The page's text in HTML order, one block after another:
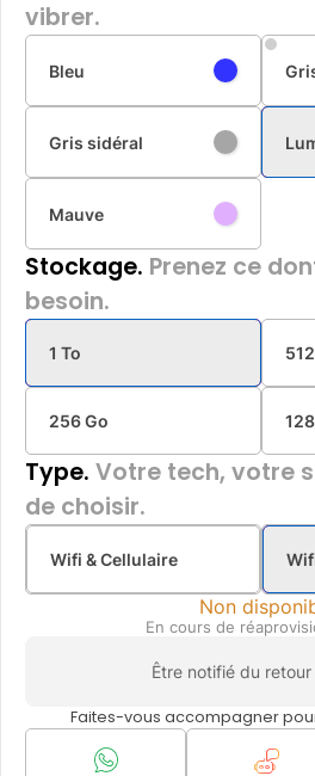
vibrer.
Bleu
Gris sidéral
Mauve
Stockage. Prenez ce
besoin.
1 To
256 Go
Type. Votre tech, votre
de choisir.
Wifi & Cellulaire
Non
En cours de
Être notifié du
Faites-vous accompagner